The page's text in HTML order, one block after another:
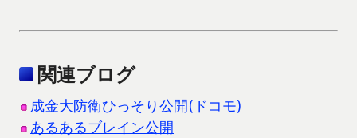
関連ブログ
成金大防衛ひっそり公開(ドコモ)
あるあるブレイン公開